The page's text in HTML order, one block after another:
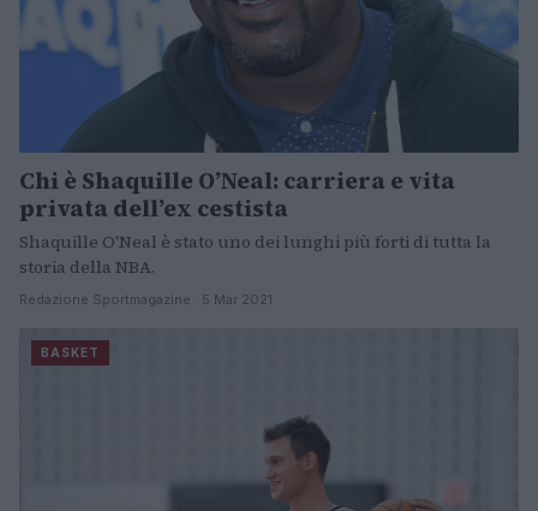
Chi è Shaquille O’Neal: carriera e vita
privata dell’ex cestista
Shaquille O'Neal è stato uno dei lunghi più forti di tutta la
storia della NBA.
Redazione Sportmagazine · 5 Mar 2021
BASKET